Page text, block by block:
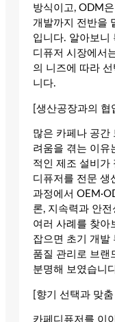
방식이고, ODM
개발까지 전반을
입니다. 알아보니
디퓨저 시장에서
의 니즈에 따라
니다.
[생산공장과의 협
많은 카페나 공간
려움을 겪는 이유
적인 제조 설비가
디퓨저를 전문 생
과정에서
론, 지속력과 안
여러 사례를 찾아
잡으면 초기 개발
품질 관리로 브랜
분명해 보였습니
[향기 선택과 맞
카페디퓨저를 이